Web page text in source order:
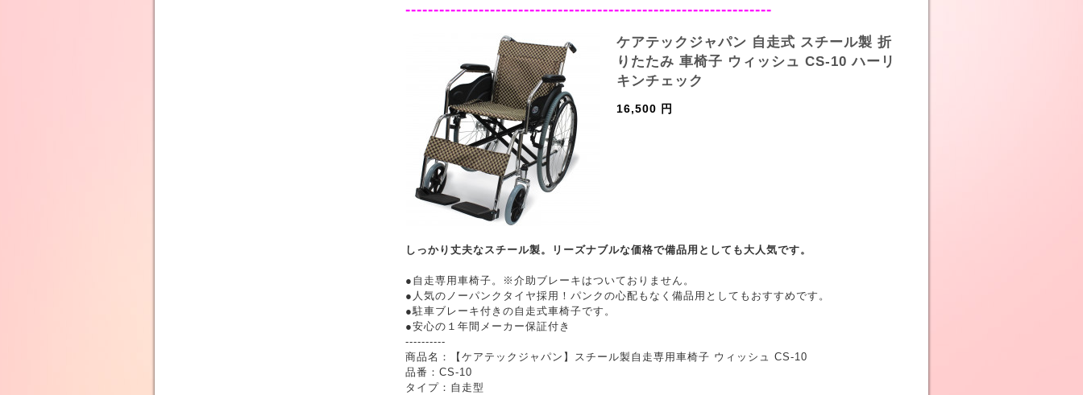
-----------------------------------------------------------------
ケアテックジャパン 自走式 スチール製 折
りたたみ 車椅子 ウィッシュ CS-10 ハーリ
キンチェック
16,500 円
しっかり丈夫なスチール製。リーズナブルな価格で備品用としても大人気です。
●自走専用車椅子。※介助ブレーキはついておりません。
●人気のノーパンクタイヤ採用！パンクの心配もなく備品用としてもおすすめです。
●駐車ブレーキ付きの自走式車椅子です。
●安心の１年間メーカー保証付き
----------
商品名：【ケアテックジャパン】スチール製自走専用車椅子 ウィッシュ CS-10
品番：CS-10
タイプ：自走型